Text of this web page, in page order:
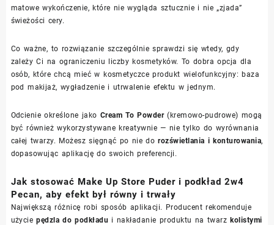
matowe wykończenie, które nie wygląda sztucznie i nie „zjada”
świeżości cery.
Co ważne, to rozwiązanie szczególnie sprawdzi się wtedy, gdy
zależy Ci na ograniczeniu liczby kosmetyków. To dobra opcja dla
osób, które chcą mieć w kosmetyczce produkt wielofunkcyjny: baza
pod makijaż, wygładzenie i utrwalenie efektu w jednym.
Odcienie określone jako Cream To Powder(kremowo-pudrowe) mogą
być również wykorzystywane kreatywnie — nie tylko do wyrównania
całej twarzy. Możesz sięgnąć po nie dorozświetlania i konturowania,
dopasowując aplikację do swoich preferencji.
Jak stosować Make Up Store Puder i podkład 2w4
Pecan, aby efekt był równy i trwały
Największą różnicę robi sposób aplikacji. Producent rekomenduje
użyciepędzla do podkładu i nakładanie produktu na twarzkolistymi